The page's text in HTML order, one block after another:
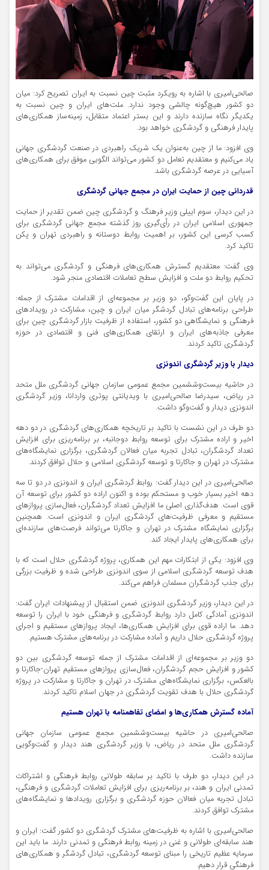
صالحی‌امیری با اشاره به رویکرد مثبت چین نسبت به ایران تصریح کرد: میان
دو کشور هیچ‌گونه چالشی وجود ندارد. ملت‌های ایران و چین نسبت به
یکدیگر نگاه سازنده دارند و این بستر اعتماد متقابل، زمینه‌ساز همکاری‌های
پایدار فرهنگی و گردشگری خواهد بود.
وی افزود: ما از چین به‌عنوان یک شریک راهبردی در صنعت گردشگری جهانی
یاد می‌کنیم و معتقدیم تعامل دو کشور می‌تواند الگویی موفق برای همکاری‌های
آسیایی در عرصه گردشگری باشد.
قدردانی چین از حمایت ایران در مجمع جهانی گردشگری
در این دیدار، سوم اییلی وزیر فرهنگ و گردشگری چین ضمن تقدیر از حمایت
جمهوری اسلامی ایران در رأی‌گیری روز گذشته مجمع جهانی گردشگری برای
کسب کرسی این کشور، بر اهمیت روابط دوستانه و راهبردی تهران و پکن
تاکید کرد.
وی گفت: معتقدیم گسترش همکاری‌های فرهنگی و گردشگری می‌تواند به
تحکیم روابط دو ملت و افزایش سطح تعاملات اقتصادی منجر شود.
در پایان این گفت‌وگو، دو وزیر بر مجموعه‌ای از اقدامات مشترک از جمله:
طراحی برنامه‌های تبادل گردشگر میان ایران و چین، مشارکت در رویدادهای
فرهنگی و نمایشگاهی دو کشور، استفاده از ظرفیت بازار گردشگری چین برای
معرفی جاذبه‌های ایران و ارتقای همکاری‌های فنی و اقتصادی در حوزه
گردشگری تاکید کردند.
دیدار با وزیر گردشگری اندونزی
در حاشیه بیست‌وششمین مجمع عمومی سازمان جهانی گردشگری ملل متحد
در ریاض، سیدرضا صالحی‌امیری با ویدیانتی پوتری واردانا، وزیر گردشگری
اندونزی دیدار و گفت‌وگو داشت.
دو طرف در این نشست با تاکید بر تاریخچه همکاری‌های گردشگری در دو دهه
اخیر و اراده مشترک برای توسعه روابط دوجانبه، بر برنامه‌ریزی برای افزایش
تعداد گردشگران، تبادل تجربه میان فعالان گردشگری، برگزاری نمایشگاه‌های
مشترک در تهران و جاکارتا و توسعه گردشگری اسلامی و حلال توافق کردند.
صالحی‌امیری در این دیدار گفت: روابط گردشگری ایران و اندونزی در دو تا سه
دهه اخیر بسیار خوب و مستحکم بوده و اکنون اراده دو کشور برای توسعه آن
قوی است. هدف‌گذاری اصلی ما افزایش تعداد گردشگران، فعال‌سازی پروازهای
مستقیم و معرفی ظرفیت‌های گردشگری ایران و اندونزی است. همچنین
برگزاری نمایشگاه مشترک در تهران و جاکارتا می‌تواند فرصت‌های سازنده‌ای
برای همکاری‌های پایدار ایجاد کند.
وی افزود: یکی از ابتکارات مهم این همکاری، پروژه گردشگری حلال است که با
هدف توسعه گردشگری اسلامی از سوی اندونزی طراحی شده و ظرفیت بزرگی
برای جذب گردشگران مسلمان فراهم می‌کند.
در این دیدار، وزیر گردشگری اندونزی ضمن استقبال از پیشنهادات ایران گفت:
اندونزی آمادگی کامل دارد روابط گردشگری و فرهنگی خود با ایران را توسعه
دهد. ما اراده قوی برای افزایش همکاری‌ها، ایجاد پروازهای مستقیم و اجرای
پروژه گردشگری حلال داریم و آماده مشارکت در برنامه‌های مشترک هستیم.
دو وزیر بر مجموعه‌ای از اقدامات مشترک از جمله توسعه گردشگری بین دو
کشور و افزایش حجم گردشگران، فعال‌سازی پروازهای مستقیم تهران-جاکارتا و
بالعکس، برگزاری نمایشگاه‌های مشترک در تهران و جاکارتا و مشارکت در پروژه
گردشگری حلال با هدف تقویت گردشگری در جهان اسلام تاکید کردند.
آماده گسترش همکاری‌ها و امضای تفاهمنامه با تهران هستیم
صالحی‌امیری در حاشیهبیست‌وششمین مجمع عمومی سازمان جهانی
گردشگری ملل متحد در ریاض، با وزیر گردشگری هند دیدار و گفت‌وگویی
سازنده داشت.
در این دیدار، دو طرف با تاکید بر سابقه طولانی روابط فرهنگی و اشتراکات
تمدنی ایران و هند، بر برنامه‌ریزی برای افزایش تعاملات گردشگری و فرهنگی،
تبادل تجربه میان فعالان حوزه گردشگری و برگزاری رویدادها و نمایشگاه‌های
مشترک توافق کردند.
صالحی‌امیری با اشاره به ظرفیت‌های مشترک گردشگری دو کشور گفت: ایران و
هند سابقه‌ای طولانی و غنی در زمینه روابط فرهنگی و تمدنی دارند. ما باید این
سرمایه عظیم تاریخی را مبنای توسعه گردشگری، تبادل گردشگر و همکاری‌های
فرهنگی قرار دهیم.